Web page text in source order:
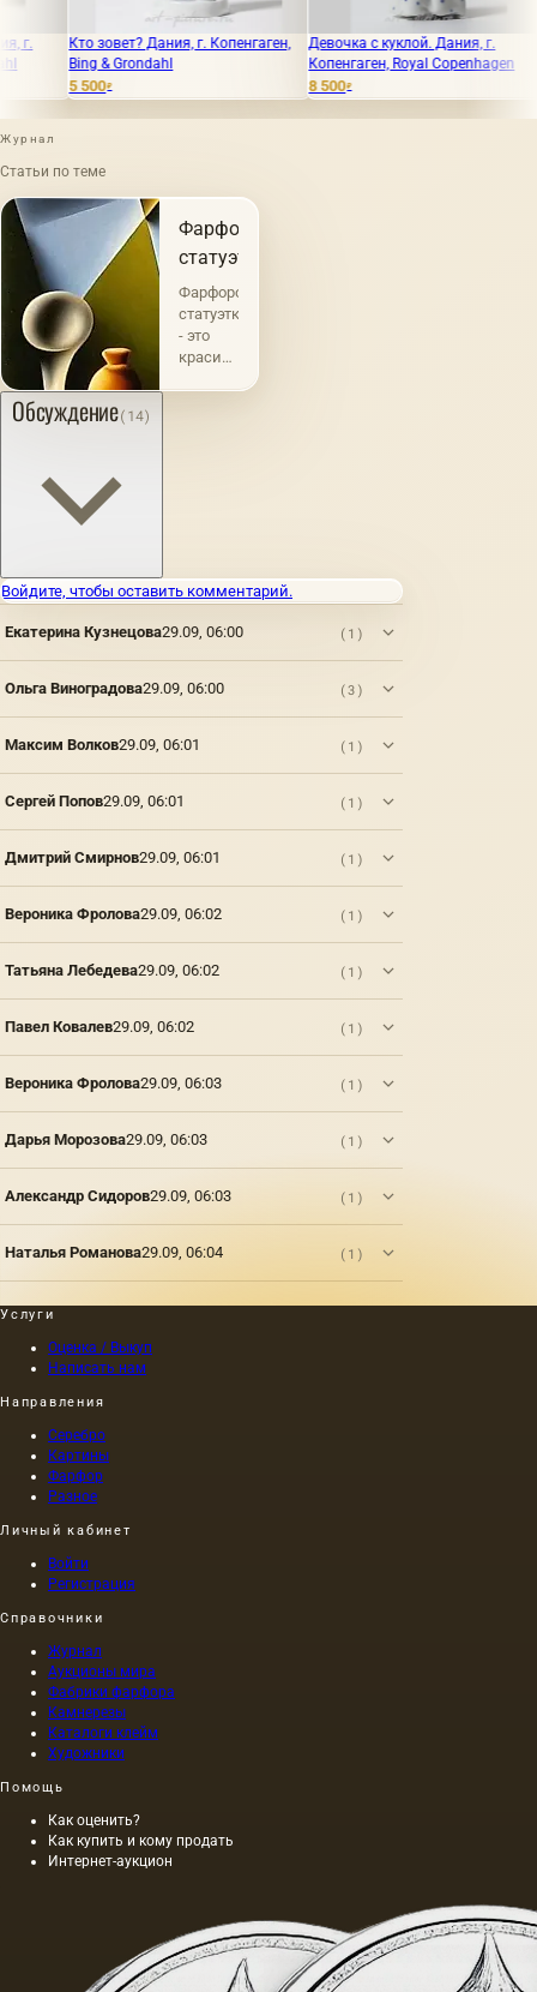
зовет? Дания, г. Копенгаген,
& Grondahl
Девочка с куклой. Дания, г.
Копенгаген, Royal Copenhagen
Петр.
руках.
5 900
Журнал
Статьи по теме
Фарфоровые
статуэтки
Фарфоровые
статуэтки
- это
красивые
созданы
18 веке
и
быстро
в
благодаря
своей
красоте
Фарфоровые
статуэтки
изготавливаются
фарфора
- тонкой
керамической
массы,
которая
высокой
температуре.
Обсуждение(14)
Войдите, чтобы оставить комментарий.
Екатерина Кузнецова29.09, 06:00 (1)
Ольга Виноградова29.09, 06:00 (3)
Максим Волков29.09, 06:01 (1)
Сергей Попов29.09, 06:01 (1)
Дмитрий Смирнов29.09, 06:01 (1)
Вероника Фролова29.09, 06:02 (1)
Татьяна Лебедева29.09, 06:02 (1)
Павел Ковалев29.09, 06:02 (1)
Вероника Фролова29.09, 06:03 (1)
Дарья Морозова29.09, 06:03 (1)
Александр Сидоров29.09, 06:03 (1)
Наталья Романова29.09, 06:04 (1)
Услуги
Оценка / Выкуп
Написать нам
Направления
Серебро
Картины
Фарфор
Разное
Личный кабинет
Войти
Регистрация
Справочники
Журнал
Аукционы мира
Фабрики фарфора
Камнерезы
Каталоги клейм
Художники
Помощь
Как оценить?
Как купить и кому продать
Интернет-аукцион